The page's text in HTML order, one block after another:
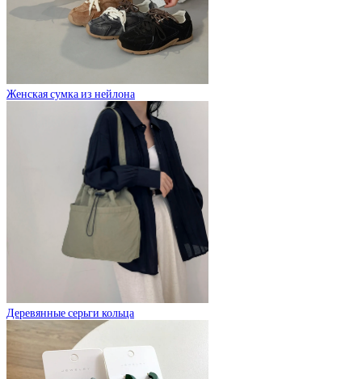
Женская сумка из нейлона
Деревянные серьги кольца